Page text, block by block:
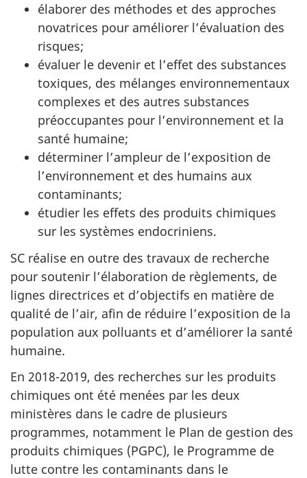
élaborer des méthodes et des approches
novatrices pour améliorer l’évaluation des
risques;
évaluer le devenir et l’effet des substances
toxiques, des mélanges environnementaux
complexes et des autres substances
préoccupantes pour l’environnement et la
santé humaine;
déterminer l’ampleur de l’exposition de
l’environnement et des humains aux
contaminants;
étudier les effets des produits chimiques
sur les systèmes endocriniens.
SC réalise en outre des travaux de recherche
pour soutenir l’élaboration de règlements, de
lignes directrices et d’objectifs en matière de
qualité de l’air, afin de réduire l’exposition de la
population aux polluants et d’améliorer la santé
humaine.
En 2018-2019, des recherches sur les produits
chimiques ont été menées par les deux
ministères dans le cadre de plusieurs
programmes, notamment le Plan de gestion des
produits chimiques (PGPC), le Programme de
lutte contre les contaminants dans le